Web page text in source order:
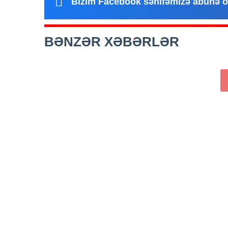
BƏNZƏR XƏBƏRLƏR